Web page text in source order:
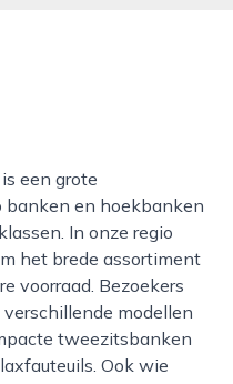
banken en hoekbanken
In onze regio
het brede assortiment
voorraad. Bezoekers
modellen
tweezitsbanken
Ook wie